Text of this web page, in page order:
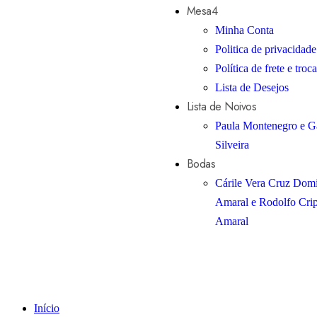
Mesa4
Minha Conta
Politica de privacidade
Política de frete e
Lista de Desejos
Lista de Noivos
Paula Montenegro e
Silveira
Bodas
Cárile Vera Cruz
Amaral e Rodolfo
Amaral
Início